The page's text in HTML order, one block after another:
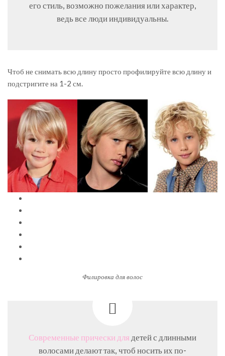
его стиль, возможно пожелания или характер,
ведь все люди индивидуальны.
Чтоб не снимать всю длину просто профилируйте всю длину и
подстригите на 1-2 см.
Филировка для волос
Современные прически для детей с длинными
волосами делают так, чтоб носить их по-